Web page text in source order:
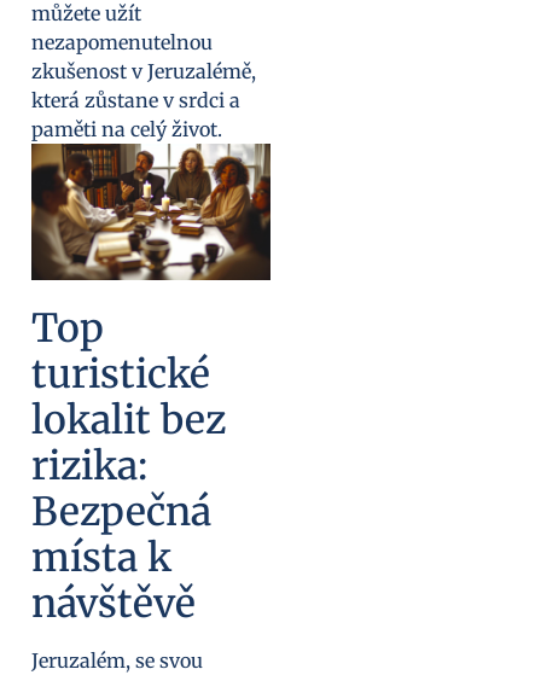
můžete užít
nezapomenutelnou
zkušenost v Jeruzalémě,
která zůstane v srdci a
paměti na celý život.
Top
turistické
lokalit bez
rizika:
Bezpečná
místa k
návštěvě
Jeruzalém, se svou